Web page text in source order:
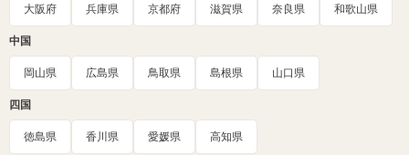
大阪府 兵庫県 京都府 滋賀県 奈良県 和歌山県
中国
岡山県 広島県 鳥取県 島根県 山口県
四国
徳島県 香川県 愛媛県 高知県